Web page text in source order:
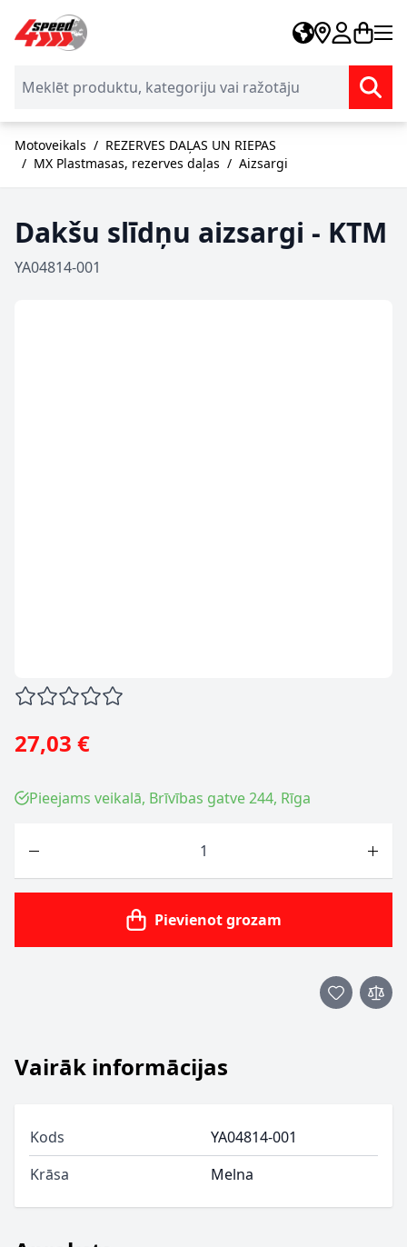
Skip to Content
Motoveikals / REZERVES DAĻAS UN RIEPAS
/ MX Plastmasas, rezerves daļas / Aizsargi
Dakšu slīdņu aizsargi - KTM
YA04814-001
27,03 €
Pieejams veikalā, Brīvības gatve 244, Rīga
Pievienot grozam
Vairāk informācijas
Kods
YA04814-001
Krāsa
Melna